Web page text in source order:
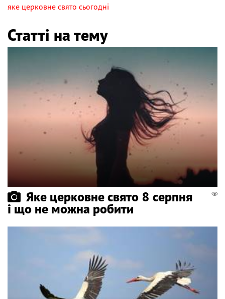
яке церковне свято сьогодні
Статті на тему
Яке церковне свято 8 серпня
і що не можна робити